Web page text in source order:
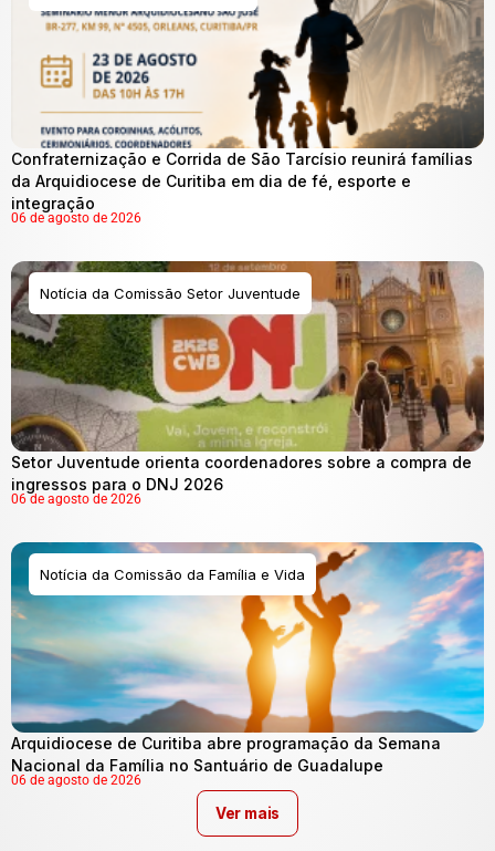
Confraternização e Corrida de São Tarcísio reunirá famílias
da Arquidiocese de Curitiba em dia de fé, esporte e
integração
06 de agosto de 2026
Notícia da Comissão Setor Juventude
Setor Juventude orienta coordenadores sobre a compra de
ingressos para o DNJ 2026
06 de agosto de 2026
Notícia da Comissão da Família e Vida
Arquidiocese de Curitiba abre programação da Semana
Nacional da Família no Santuário de Guadalupe
06 de agosto de 2026
Ver mais